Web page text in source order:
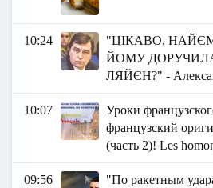
10:24
"ЦІКАВО,
ЙОМУ
ЛЯЙЄН?" -
10:07
Уроки
французский
(часть 2)! Les
09:56
"По ракетным